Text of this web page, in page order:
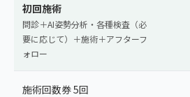
初回施術
問診＋AI姿勢分析・各種検査（必
要に応じて）＋施術＋アフターフ
ォロー
施術回数券 5回